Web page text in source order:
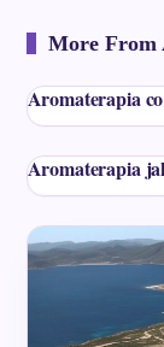
More From
Aromaterapia
Aromaterapia